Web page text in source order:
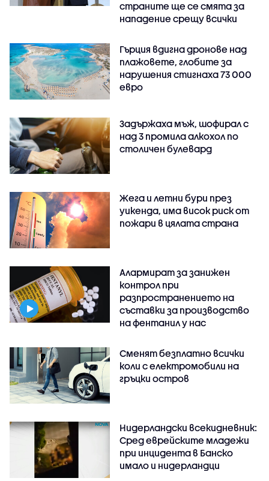
страните ще се смята за
нападение срещу всички
Гърция вдигна дронове над
плажовете, глобите за
нарушения стигнаха 73 000
евро
Задържаха мъж, шофирал с
над 3 промила алкохол по
столичен булевард
Жега и летни бури през
уикенда, има висок риск от
пожари в цялата страна
Алармират за занижен
контрол при
разпространението на
съставки за производство
на фентанил у нас
Сменят безплатно всички
коли с електромобили на
гръцки остров
Нидерландски всекидневник:
Сред еврейските младежи
при инцидента в Банско
имало и нидерландци